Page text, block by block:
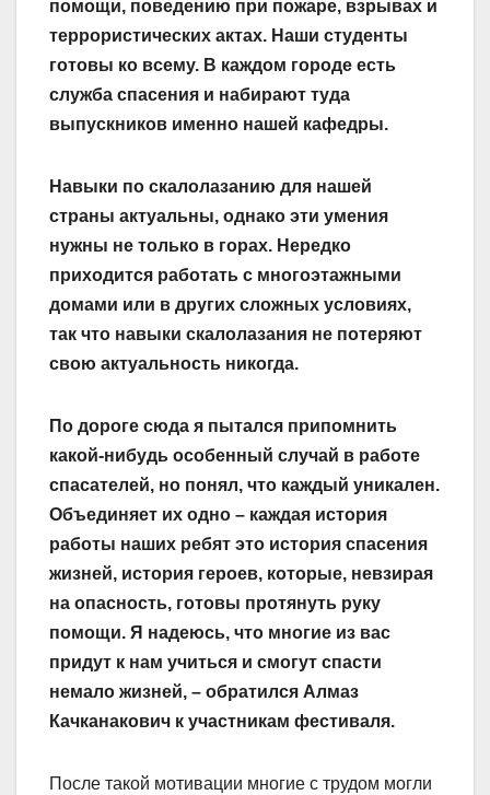
помощи, поведению при пожаре, взрывах и
террористических актах. Наши студенты
готовы ко всему. В каждом городе есть
служба спасения и набирают туда
выпускников именно нашей кафедры.
Навыки по скалолазанию для нашей
страны актуальны, однако эти умения
нужны не только в горах. Нередко
приходится работать с многоэтажными
домами или в других сложных условиях,
так что навыки скалолазания не потеряют
свою актуальность никогда.
По дороге сюда я пытался припомнить
какой-нибудь особенный случай в работе
спасателей, но понял, что каждый уникален.
Объединяет их одно – каждая история
работы наших ребят это история спасения
жизней, история героев, которые, невзирая
на опасность, готовы протянуть руку
помощи. Я надеюсь, что многие из вас
придут к нам учиться и смогут спасти
немало жизней, – обратился Алмаз
Качканакович к участникам фестиваля.
После такой мотивации многие с трудом могли